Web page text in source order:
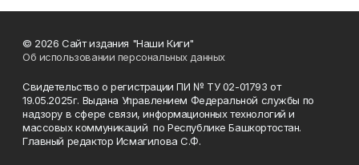
© 2026 Сайт издания "Наши Киги"
Об использовании персональных данных
Свидетельство о регистрации ПИ № ТУ 02-01793 от
19.05.2025г. Выдана Управлением Федеральной службы по
надзору в сфере связи, информационных технологий и
массовых коммуникаций по Республике Башкортостан.
Главный редактор Исмагилова С.Ф.